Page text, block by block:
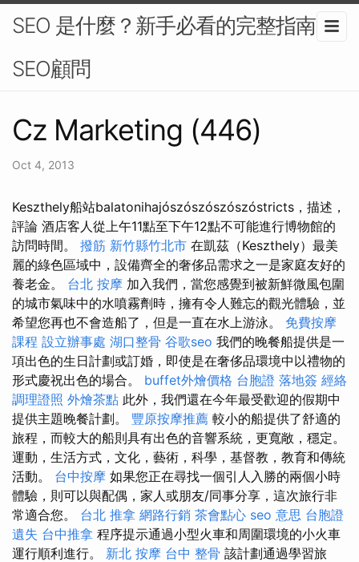
SEO 是什麼？新手必看的完整指南-
SEO顧問
Cz Marketing (446)
Oct 4, 2013
Keszthely船站balatonihajószószószószóstricts，描述，
評論 酒店客人從上午11點至下午12點不可能進行博物館的
訪問時間。 撥筋 新竹縣竹北市 在凱茲（Keszthely）最美
麗的綠色區域中，設備齊全的奢侈品需求之一是家庭友好的
養老金。 台北 按摩 加入我們，當您感覺到被新鮮微風包圍
的城市氣味中的水噴霧劑時，擁有令人難忘的觀光體驗，並
希望您再也不會造船了，但是一直在水上游泳。 免費按摩
課程 設立辦事處 湖口整骨 谷歌seo 我們的晚餐船提供是一
項出色的生日計劃或訂婚，即使是在奢侈品環境中以禮物的
形式慶祝出色的場合。 buffet外燴價格 台胞證 落地簽 經絡
調理證照 外燴茶點 此外，我們還在今年最受歡迎的假期中
提供主題晚餐計劃。 豐原按摩推薦 較小的船提供了舒適的
旅程，而較大的船則具有出色的音響系統，更寬敞，穩定。
運動，生活方式，文化，藝術，科學，基督教，教育和傳統
活動。 台中按摩 如果您正在尋找一個引人入勝的兩個小時
體驗，則可以與配偶，家人或朋友/同事分享，這次旅行非
常適合您。 台北 推拿 網路行銷 茶會點心 seo 意思 台胞證
遺失 台中推拿 程序提示通過小型火車和周圍環境的小火車
運行順利進行。 新北 按摩 台中 整骨 該計劃通過學習旅